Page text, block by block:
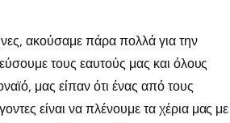
ακούσαμε πάρα πολλά για την
τους εαυτούς μας και όλους
μας είπαν ότι ένας από τους
είναι να πλένουμε τα χέρια μας με